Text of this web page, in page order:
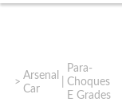
Arsenal
Car
Para-
Choques
E Grades